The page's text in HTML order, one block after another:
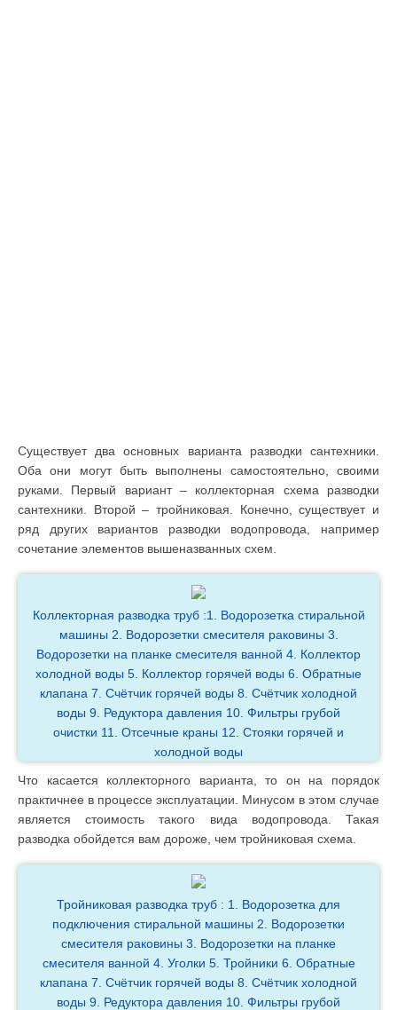
Существует два основных варианта разводки сантехники.
Оба они могут быть выполнены самостоятельно, своими
руками. Первый вариант – коллекторная схема разводки
сантехники. Второй – тройниковая. Конечно, существует и
ряд других вариантов разводки водопровода, например
сочетание элементов вышеназванных схем.
Коллекторная разводка труб :1. Водорозетка стиральной
машины 2. Водорозетки смесителя раковины 3.
Водорозетки на планке смесителя ванной 4. Коллектор
холодной воды 5. Коллектор горячей воды 6. Обратные
клапана 7. Счётчик горячей воды 8. Счётчик холодной
воды 9. Редуктора давления 10. Фильтры грубой
очистки 11. Отсечные краны 12. Стояки горячей и
холодной воды
Что касается коллекторного варианта, то он на порядок
практичнее в процессе эксплуатации. Минусом в этом случае
является стоимость такого вида водопровода. Такая
разводка обойдется вам дороже, чем тройниковая схема.
Тройниковая разводка труб : 1. Водорозетка для
подключения стиральной машины 2. Водорозетки
смесителя раковины 3. Водорозетки на планке
смесителя ванной 4. Уголки 5. Тройники 6. Обратные
клапана 7. Счётчик горячей воды 8. Счётчик холодной
воды 9. Редуктора давления 10. Фильтры грубой